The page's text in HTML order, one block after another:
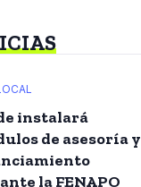
instalará
de asesoría y
la FENAPO